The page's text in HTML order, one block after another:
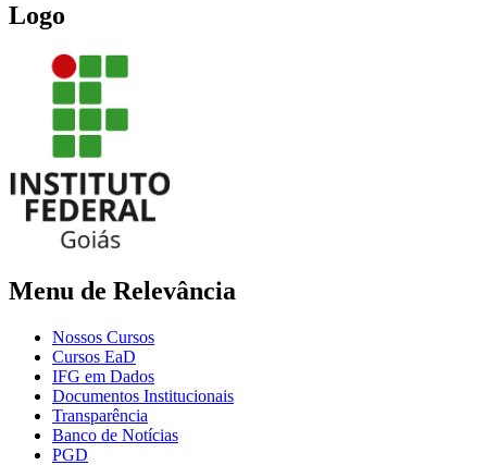
Logo
Menu de Relevância
Nossos Cursos
Cursos EaD
IFG em Dados
Documentos Institucionais
Transparência
Banco de Notícias
PGD